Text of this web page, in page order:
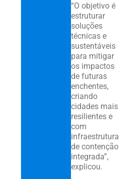
“O objetivo é
estruturar
soluções
técnicas e
sustentáveis
para mitigar
os impactos
de futuras
enchentes,
criando
cidades mais
resilientes e
com
infraestrutura
de contenção
integrada”,
explicou.